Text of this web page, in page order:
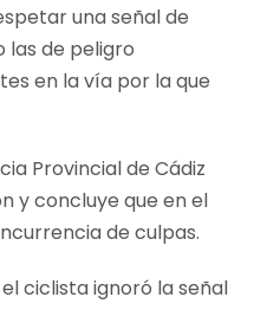
una señal de
las de peligro
en la vía por la que
Provincial de Cádiz
y concluye que en el
de culpas.
ciclista ignoró la señal